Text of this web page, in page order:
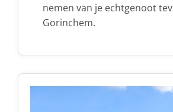
nemen van je echtgenoot
Gorinchem.